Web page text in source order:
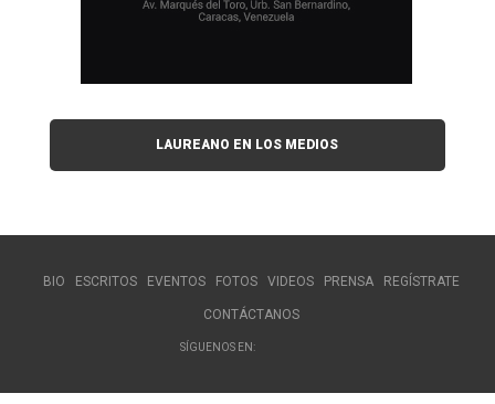
LAUREANO EN LOS MEDIOS
BIO ESCRITOS EVENTOS FOTOS VIDEOS PRENSA REGÍSTRATE
CONTÁCTANOS
SÍGUENOS EN: